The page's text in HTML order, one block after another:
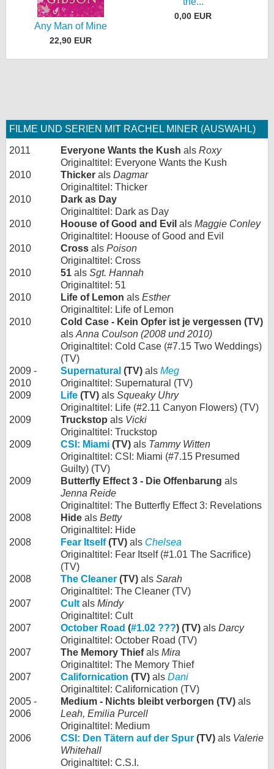
Any Man of Mine
22,90 EUR
0,00 EUR
FILME UND SERIEN MIT RACHEL MINER (AUSWAHL)
2011 Everyone Wants the Kush als Roxy
Originaltitel: Everyone Wants the Kush
2010
Thicker als Dagmar
Originaltitel: Thicker
2010
Dark as Day
Originaltitel: Dark as Day
2010
Hoouse of Good and Evil als Maggie Conley
Originaltitel: Hoouse of Good and Evil
2010
Cross als Poison
Originaltitel: Cross
2010
51 als Sgt. Hannah
Originaltitel: 51
2010
Life of Lemon als Esther
Originaltitel: Life of Lemon
2010
Cold Case - Kein Opfer ist je vergessen (TV)
alsAnna Coulson (2008 und 2010)
Originaltitel: Cold Case (#7.15 Two Weddings)
(TV)
2009 -
2010
Supernatural (TV) als Meg
Originaltitel: Supernatural (TV)
2009
Life (TV) als Squeaky Uhry
Originaltitel: Life (#2.11 Canyon Flowers) (TV)
2009
Truckstop als Vicki
Originaltitel: Truckstop
2009
CSI: Miami (TV) als Tammy Witten
Originaltitel: CSI: Miami (#7.15 Presumed
Guilty) (TV)
2009
Butterfly Effect 3 - Die Offenbarung als
Jenna Reide
Originaltitel: The Butterfly Effect 3: Revelations
2008
Hide als Betty
Originaltitel: Hide
2008
Fear Itself(TV) als Chelsea
Originaltitel: Fear Itself (#1.01 The Sacrifice)
(TV)
2008
The Cleaner (TV) als Sarah
Originaltitel: The Cleaner (TV)
2007
Cultals Mindy
Originaltitel: Cult
2007
October Road (#1.02 ???) (TV) als Darcy
Originaltitel: October Road (TV)
2007
The Memory Thiefals Mira
Originaltitel: The Memory Thief
2007
Californication (TV) als Dani
Originaltitel: Californication (TV)
2005 -
2006
Medium - Nichts bleibt verborgen (TV) als
Leah, Emilia Purcell
Originaltitel: Medium
2006
CSI: Den Tätern auf der Spur (TV) als Valerie
Whitehall
Originaltitel: C.S.I.